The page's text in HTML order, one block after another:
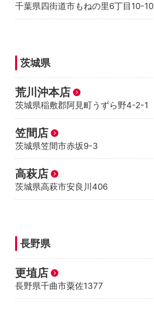
千葉県四街道市もねの里6丁目10-10
茨城県
荒川沖本店
茨城県稲敷郡阿見町うずら野4-2-1
笠間店
茨城県笠間市赤坂9-3
高萩店
茨城県高萩市安良川406
長野県
更埴店
長野県千曲市粟佐1377